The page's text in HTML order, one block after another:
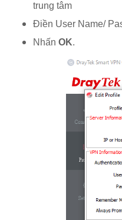
trung tâm
Điền User Name/
Nhấn OK.